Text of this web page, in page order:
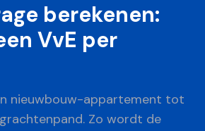
berekenen:
VvE per
nieuwbouw-appartement tot
Zo wordt de